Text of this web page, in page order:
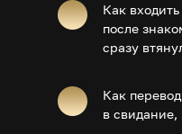
Как
после
сразу
Как
в свидание,